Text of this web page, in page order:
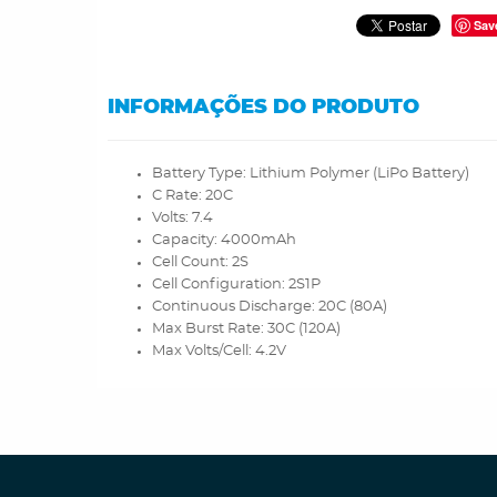
INFORMAÇÕES DO PRODUTO
Battery Type: Lithium Polymer (LiPo Battery)
C Rate: 20C
Volts: 7.4
Capacity: 4000mAh
Cell Count: 2S
Cell Configuration: 2S1P
Continuous Discharge: 20C (80A)
Max Burst Rate: 30C (120A)
Max Volts/Cell: 4.2V